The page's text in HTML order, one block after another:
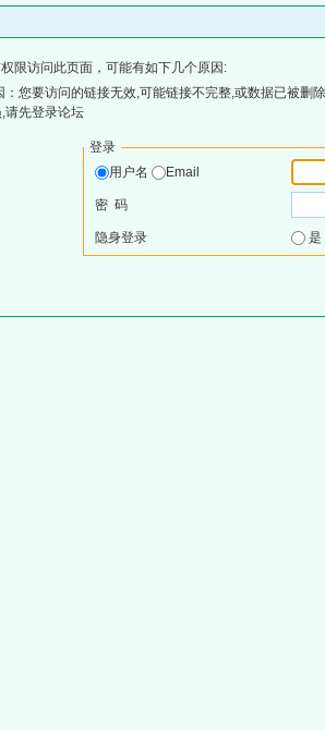
限访问此页面，可能有如下几个原因:
：您要访问的链接无效,可能链接不完整,或数据已被删
请先登录论坛
登录
用户名
Email
密 码
隐身登录